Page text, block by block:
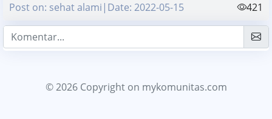
Post on: sehat alami|Date: 2022-05-15 421
© 2026 Copyright on mykomunitas.com